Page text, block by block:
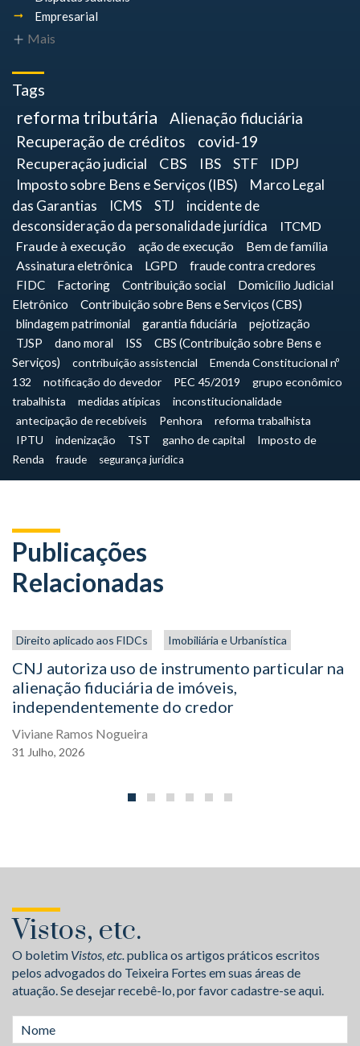
Empresarial
Mais
Tags
reforma tributária
Alienação fiduciária
Recuperação de créditos
covid-19
Recuperação judicial CBS IBS STF
IDPJ
Imposto sobre Bens e Serviços (IBS)
Marco Legal
das Garantias
ICMS STJ
incidente de
desconsideração da personalidade jurídica
ITCMD
Fraude à execução
ação de execução
Bem de família
Assinatura eletrônica
LGPD fraude contra credores
FIDC Factoring Contribuição social
Domicílio Judicial
Eletrônico
Contribuição sobre Bens e Serviços (CBS)
blindagem patrimonial
garantia fiduciária
pejotização
TJSP
dano moral ISS
CBS (Contribuição sobre Bens e
Serviços)
contribuição assistencial
Emenda Constitucional nº
132
notificação do devedor PEC 45/2019
grupo econômico
trabalhista
medidas atípicas
inconstitucionalidade
antecipação de recebíveis
Penhora
reforma trabalhista
IPTU
indenização TST ganho de capital
Imposto de
Renda
fraude segurança jurídica
Publicações
Relacionadas
Direito aplicado aos FIDCs Imobiliária e Urbanística
CNJ autoriza uso de instrumento particular na
alienação fiduciária de imóveis,
independentemente do credor
Viviane Ramos Nogueira
31 Julho, 2026
Vistos, etc.
O boletim Vistos, etc.publica os artigos práticos escritos
pelos advogados do Teixeira Fortes em suas áreas de
atuação. Se desejar recebê-lo, por favor cadastre-se aqui.